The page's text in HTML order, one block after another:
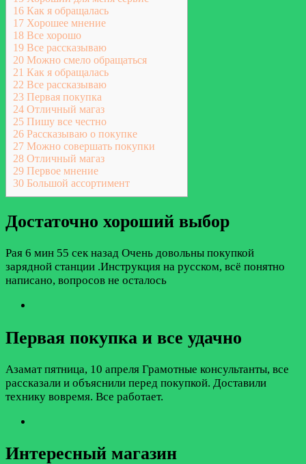
16 Как я обращалась
17 Хорошее мнение
18 Все хорошо
19 Все рассказываю
20 Можно смело обращаться
21 Как я обращалась
22 Все рассказываю
23 Первая покупка
24 Отличный магаз
25 Пишу все честно
26 Рассказываю о покупке
27 Можно совершать покупки
28 Отличный магаз
29 Первое мнение
30 Большой ассортимент
Достаточно хороший выбор
Рая 6 мин 55 сек назад Очень довольны покупкой
зарядной станции .Инструкция на русском, всё понятно
написано, вопросов не осталось
Первая покупка и все удачно
Азамат пятница, 10 апреля Грамотные консультанты, все
рассказали и объяснили перед покупкой. Доставили
технику вовремя. Все работает.
Интересный магазин